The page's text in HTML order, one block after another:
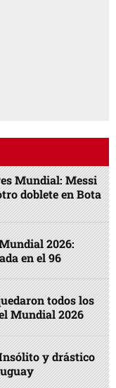
Mundial: Messi
doblete en Bota
2026:
en el 96
todos los
Mundial 2026
y drástico